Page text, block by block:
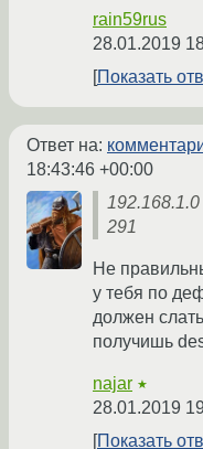
rain59rus
28.01.2019
Показать
Ответ на:
18:43:46 +00:00
291
Не
у тебя по
должен
получишь
najar ★
28.01.2019
Показать